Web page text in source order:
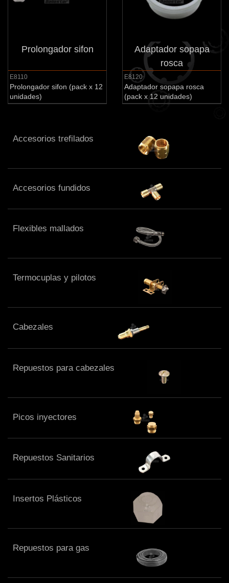
Prolongador sifon
E8110
Prolongador sifon (pack x 12
unidades)
Adaptador sopapa
rosca
E8120
Adaptador sopapa rosca
(pack x 12 unidades)
Accesorios trefilados
Accesorios fundidos
Flexibles mallados
Termocuplas y pilotos
Cabezales
Repuestos para cabezales
Picos inyectores
Repuestos Sanitarios
Insertos Plásticos
Repuestos para gas